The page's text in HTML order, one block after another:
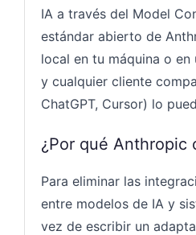
IA a través del Model
estándar abierto de
local en tu máquina o
y cualquier cliente
ChatGPT, Cursor) lo
¿Por qué Anthropic
Para eliminar las
entre modelos de IA y
vez de escribir un